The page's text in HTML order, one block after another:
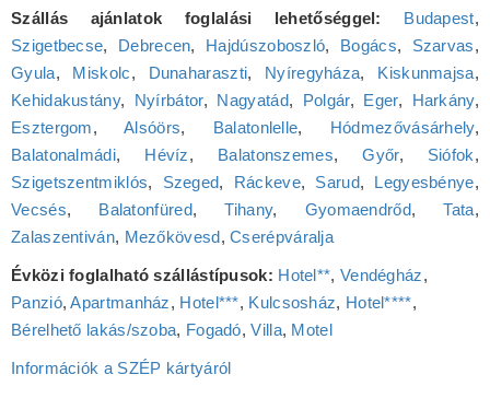
Szállás ajánlatok foglalási lehetőséggel: Budapest,
Szigetbecse, Debrecen, Hajdúszoboszló, Bogács, Szarvas,
Gyula, Miskolc, Dunaharaszti, Nyíregyháza, Kiskunmajsa,
Kehidakustány, Nyírbátor, Nagyatád, Polgár, Eger, Harkány,
Esztergom,Alsóörs, Balatonlelle, Hódmezővásárhely,
Balatonalmádi, Hévíz, Balatonszemes,Győr, Siófok,
Szigetszentmiklós, Szeged, Ráckeve, Sarud, Legyesbénye,
Vecsés, Balatonfüred,Tihany, Gyomaendrőd,Tata,
Zalaszentiván, Mezőkövesd,Cserépváralja
Évközi foglalható szállástípusok: Hotel**, Vendégház,
Panzió,Apartmanház, Hotel***, Kulcsosház, Hotel****,
Bérelhető lakás/szoba, Fogadó,Villa, Motel
Információk a SZÉP kártyáról